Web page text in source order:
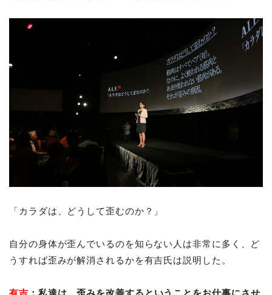
「カラダは、どうして歪むのか？」
自分の身体が歪んでいるのを知らない人は非常に多く、ど
うすれば歪みが解消されるかを有吉氏は説明した。